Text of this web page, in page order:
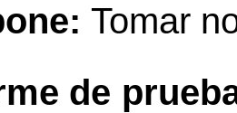
Tomar
de